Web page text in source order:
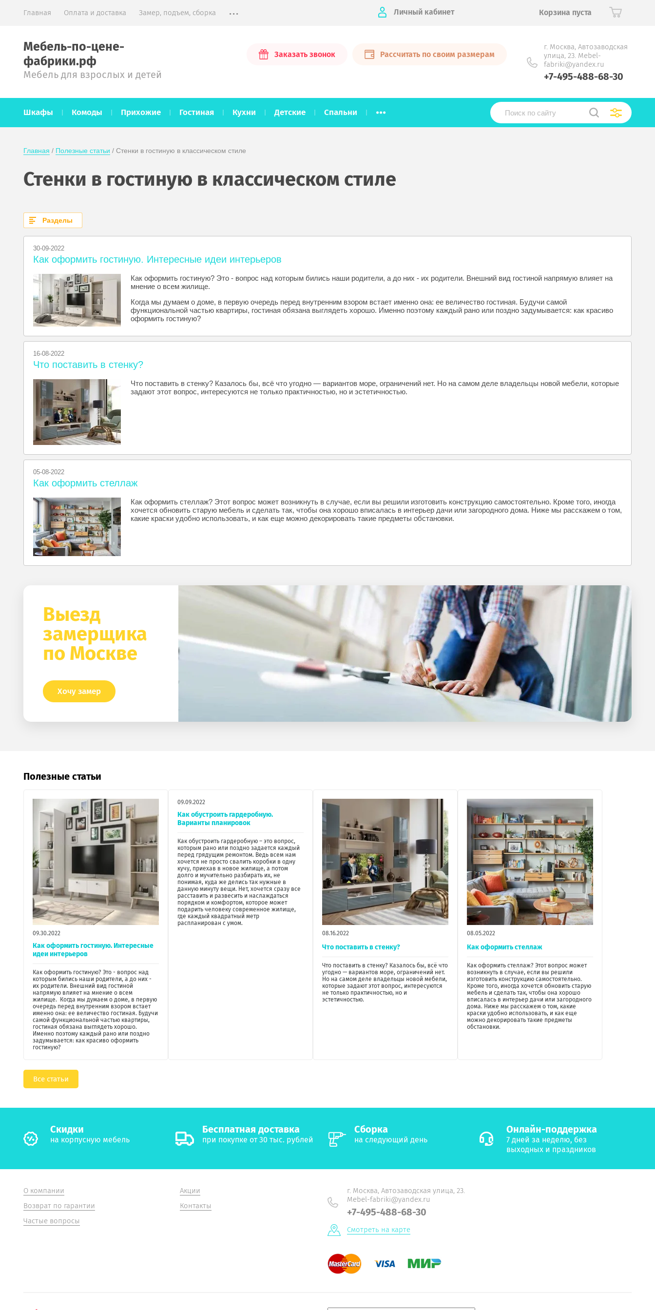
Главная Оплата и доставка Замер, подъем, сборка ... Личный кабинет Корзина пуста
Мебель-по-цене-
фабрики.рф
Мебель для взрослых и детей
Заказать звонок Рассчитать по своим размерам
г. Москва, Автозаводская
улица, 23. Mebel-
fabriki@yandex.ru
+7-495-488-68-30
Шкафы Комоды Прихожие Гостиная Кухни Детские Спальни ...
Главная / Полезные статьи / Стенки в гостиную в классическом стиле
Стенки в гостиную в классическом стиле
Разделы
30-09-2022
Как оформить гостиную. Интересные идеи интерьеров
Как оформить гостиную? Это - вопрос над которым бились наши родители, а до них - их родители. Внешний вид гостиной напрямую влияет на
мнение о всем жилище.
Когда мы думаем о доме, в первую очередь перед внутренним взором встает именно она: ее величество гостиная. Будучи самой
функциональной частью квартиры, гостиная обязана выглядеть хорошо. Именно поэтому каждый рано или поздно задумывается: как красиво
оформить гостиную?
16-08-2022
Что поставить в стенку?
Что поставить в стенку? Казалось бы, всё что угодно — вариантов море, ограничений нет. Но на самом деле владельцы новой мебели, которые
задают этот вопрос, интересуются не только практичностью, но и эстетичностью.
05-08-2022
Как оформить стеллаж
Как оформить стеллаж? Этот вопрос может возникнуть в случае, если вы решили изготовить конструкцию самостоятельно. Кроме того, иногда
хочется обновить старую мебель и сделать так, чтобы она хорошо вписалась в интерьер дачи или загородного дома. Ниже мы расскажем о том,
какие краски удобно использовать, и как еще можно декорировать такие предметы обстановки.
Выезд
замерщика
по Москве
Хочу замер
Полезные статьи
09.30.2022
Как оформить гостиную. Интересные
идеи интерьеров
Как оформить гостиную? Это - вопрос над
которым бились наши родители, а до них -
их родители. Внешний вид гостиной
напрямую влияет на мнение о всем
жилище. Когда мы думаем о доме, в первую
очередь перед внутренним взором встает
именно она: ее величество гостиная. Будучи
самой функциональной частью квартиры,
гостиная обязана выглядеть хорошо.
Именно поэтому каждый рано или поздно
задумывается: как красиво оформить
гостиную?
09.09.2022
Как обустроить гардеробную.
Варианты планировок
Как обустроить гардеробную – это вопрос,
которым рано или поздно задается каждый
перед грядущим ремонтом. Ведь всем нам
хочется не просто свалить коробки в одну
кучу, приехав в новое жилище, а потом
долго и мучительно разбирать их, не
понимая, куда же делись так нужные в
данную минуту вещи. Нет, хочется сразу все
расставить и развесить и наслаждаться
порядком и комфортом, которое может
подарить человеку современное жилище,
где каждый квадратный метр
распланирован с умом.
08.16.2022
Что поставить в стенку?
Что поставить в стенку? Казалось бы, всё что
угодно — вариантов море, ограничений нет.
Но на самом деле владельцы новой мебели,
которые задают этот вопрос, интересуются
не только практичностью, но и
эстетичностью.
08.05.2022
Как оформить стеллаж
Как оформить стеллаж? Этот вопрос может
возникнуть в случае, если вы решили
изготовить конструкцию самостоятельно.
Кроме того, иногда хочется обновить старую
мебель и сделать так, чтобы она хорошо
вписалась в интерьер дачи или загородного
дома. Ниже мы расскажем о том, какие
краски удобно использовать, и как еще
можно декорировать такие предметы
обстановки.
Все статьи
Cкидки
на корпусную мебель
Бесплатная доставка
при покупке от 30 тыс. рублей
Сборка
на следующий день
Онлайн-поддержка
7 дней за неделю, без
выходных и праздников
О компании
Возврат по гарантии
Частые вопросы
Акции
Контакты
г. Москва, Автозаводская улица, 23.
Mebel-fabriki@yandex.ru
+7-495-488-68-30
Смотреть на карте